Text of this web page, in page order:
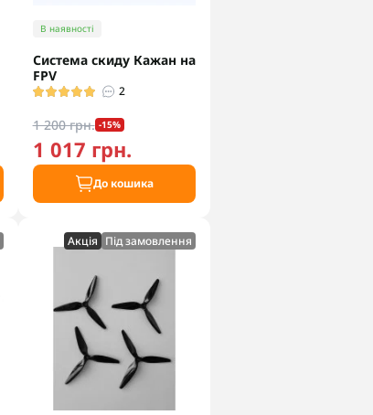
В наявності
Система скиду Кажан на
FPV
2
1 200 грн. -15%
1 017 грн.
До кошика
Акцiя Під замовлення